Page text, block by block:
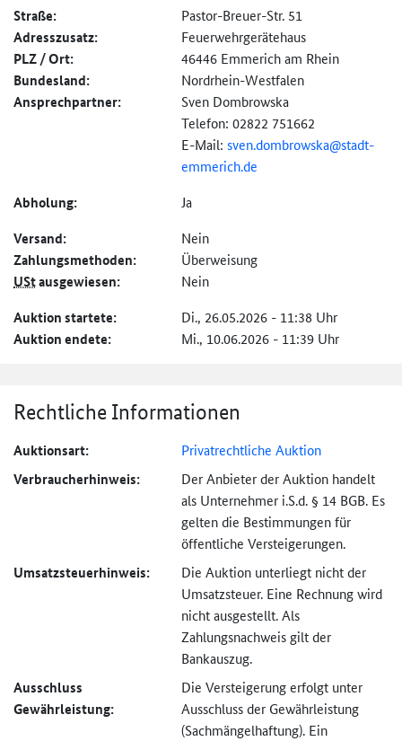
Straße: Pastor-Breuer-Str. 51
Adresszusatz: Feuerwehrgerätehaus
PLZ / Ort: 46446 Emmerich am Rhein
Bundesland: Nordrhein-Westfalen
Ansprechpartner:
Sven Dombrowska
Telefon: 02822 751662
E-Mail: sven.dombrowska@stadt-
emmerich.de
Abholung: Ja
Versand: Nein
Zahlungs­methoden: Überweisung
UStausgewiesen: Nein
Auktion startete: Di., 26.05.2026 - 11:38 Uhr
Auktion endete: Mi., 10.06.2026 - 11:39 Uhr
Rechtliche Informationen
Auktionsart: Privatrechtliche Auktion
Verbraucher­hinweis:
Der Anbieter der Auktion handelt
als Unternehmer i.S.d. § 14 BGB. Es
gelten die Bestimmungen für
öffentliche Versteigerungen.
Umsatzsteuer­hinweis:
Die Auktion unterliegt nicht der
Umsatzsteuer. Eine Rechnung wird
nicht ausgestellt. Als
Zahlungsnachweis gilt der
Bankauszug.
Ausschluss
Gewährleistung:
Die Versteigerung erfolgt unter
Ausschluss der Gewährleistung
(Sachmängel­haftung). Ein